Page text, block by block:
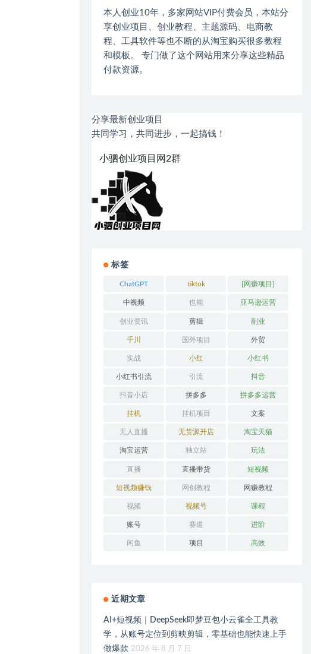
本人创业10年，多家网站VIP付费会员，本站分
享创业项目、创业教程、主题源码、电商教
程、工具软件等也不断的从淘宝购买很多教程
和模板。 专门做了这个网站用来分享这些精品
付款资源。
分享最新创业项目
共同学习，共同进步，一起搞钱！
小驷创业项目网2群
标签
ChatGPT tiktok [网赚项目]
中视频 也能 亚马逊运营
创业资讯 剪辑 副业
千川 国外项目 外贸
实战 小红 小红书
小红书引流 引流 抖音
抖音小店 拼多多 拼多多运营
挂机 挂机项目 文案
无人直播 无货源开店 淘宝天猫
淘宝运营 独立站 玩法
直播 直播带货 短视频
短视频赚钱 网创教程 网赚教程
视频 视频号 课程
账号 赛道 进阶
闲鱼 项目 高效
近期文章
AI+短视频｜DeepSeek即梦豆包小云雀全工具教
学，从账号定位到剪映剪辑，零基础也能快速上手
做爆款 2026 年 8 月 7 日